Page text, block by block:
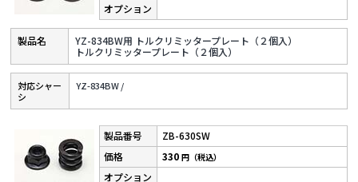
YZ-834BW用 トルクリミッタープレート（２個入）
トルクリミッタープレート（２個入）
対応シャー
シ
YZ-834BW /
ZB-630SW
330円（税込）